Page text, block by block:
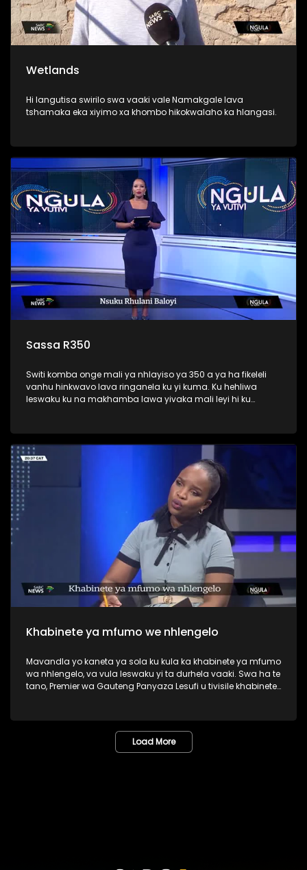
Wetlands
Hi langutisa swirilo swa vaaki vale Namakgale lava
tshamaka eka xiyimo xa khombo hikokwalaho ka hlangasi.
Sassa R350
Switi komba onge mali ya nhlayiso ya 350 a ya ha fikeleli
vanhu hinkwavo lava ringanela ku yi kuma. Ku hehliwa
leswaku ku na makhamba lawa yivaka mali leyi hi ku
Khabinete ya mfumo we nhlengelo
Mavandla yo kaneta ya sola ku kula ka khabinete ya mfumo
wa nhlengelo, va vula leswaku yi ta durhela vaaki. Swa ha te
tano, Premier wa Gauteng Panyaza Lesufi u tivisile khabinete
Load More